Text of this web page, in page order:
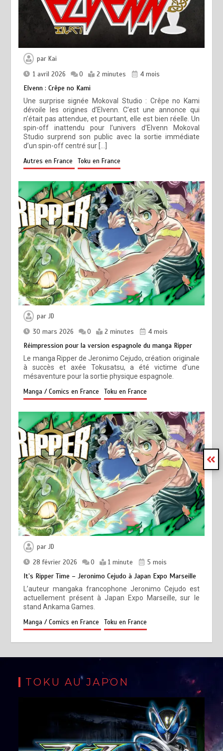
par Kai
1 avril 2026
0 2 minutes 4 mois
Elvenn : Crêpe no Kami
Une surprise signée Mokoval Studio : Crêpe no Kami
dévoile les origines d’Elvenn. C’est une annonce qui
n’était pas attendue, et pourtant, elle est bien réelle. Un
spin-off inattendu pour l’univers d’Elvenn Mokoval
Studio surprend son public avec la sortie immédiate
d’un spin-off centré sur […]
Autres en France
Toku en France
parJD
30 mars 2026
0 2 minutes 4 mois
Réimpression pour la version espagnole du manga Ripper
Le manga Ripper de Jeronimo Cejudo, création originale
à succès et axée Tokusatsu, a été victime d’une
mésaventure pour la sortie physique espagnole.
Manga / Comics en France
Toku en France
parJD
28 février 2026
0 1 minute 5 mois
It’s Ripper Time – Jeronimo Cejudo à Japan Expo Marseille
L’auteur mangaka francophone Jeronimo Cejudo est
actuellement présent à Japan Expo Marseille, sur le
stand Ankama Games.
Manga / Comics en France
Toku en France
TOKU AU JAPON